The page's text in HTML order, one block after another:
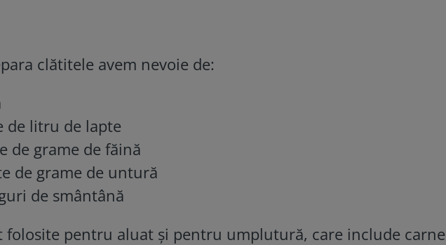
clătitele avem nevoie de:
de litru de lapte
de grame de făină
de grame de untură
de smântână
folosite pentru aluat și pentru umplutură, care include carne